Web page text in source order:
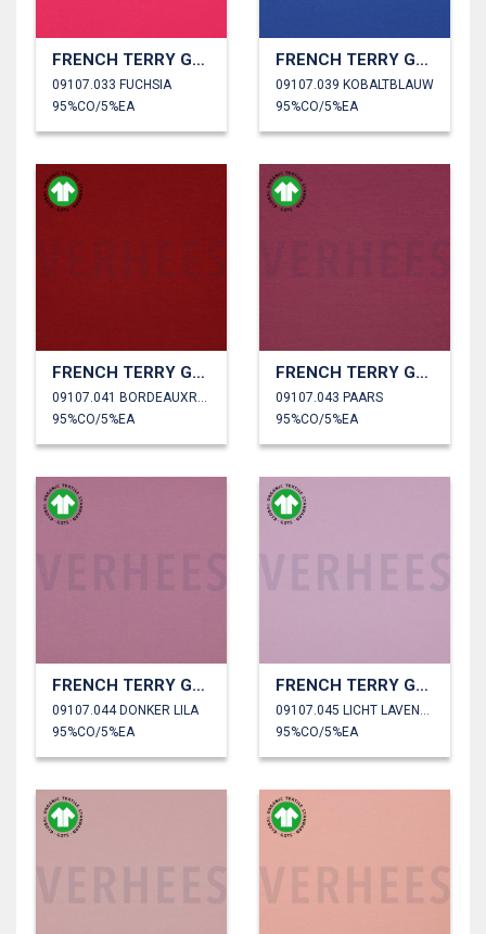
FRENCH TERRY GOTS
09107.033 FUCHSIA
95%CO/5%EA
FRENCH TERRY GOTS
09107.039 KOBALTBLAUW
95%CO/5%EA
FRENCH TERRY GOTS
09107.041 BORDEAUXROOD
95%CO/5%EA
FRENCH TERRY GOTS
09107.043 PAARS
95%CO/5%EA
FRENCH TERRY GOTS
09107.044 DONKER LILA
95%CO/5%EA
FRENCH TERRY GOTS
09107.045 LICHT LAVENDEL
95%CO/5%EA